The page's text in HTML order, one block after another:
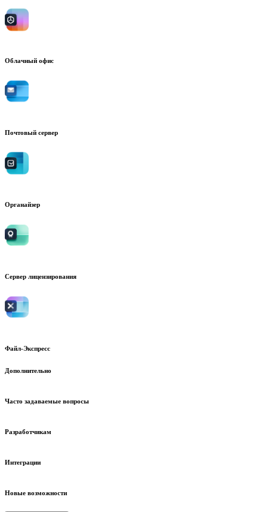
Облачный офис
Почтовый сервер
Органайзер
Сервер лицензирования
Файл-Экспресс
Дополнительно
Часто задаваемые вопросы
Разработчикам
Интеграции
Новые возможности